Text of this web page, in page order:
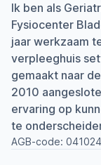
Ik ben als
Fysiocenter
jaar werkzaam
verpleeghuis
gemaakt naar
2010
ervaring op
te
AGB-code: